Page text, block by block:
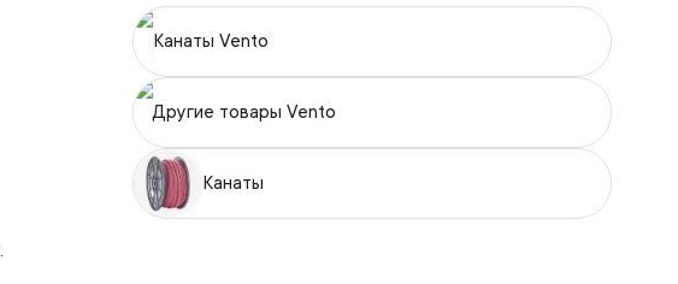
Канаты Vento
Другие товары Vento
Канаты